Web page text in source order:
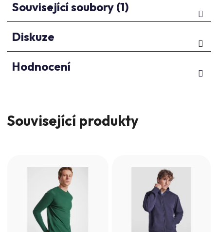
Související soubory (1)
Diskuze
Hodnocení
Související produkty